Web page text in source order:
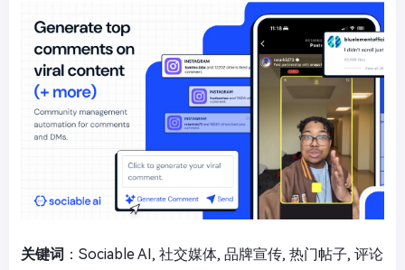
关键词 ：Sociable AI, 社交媒体, 品牌宣传, 热门帖子, 评论